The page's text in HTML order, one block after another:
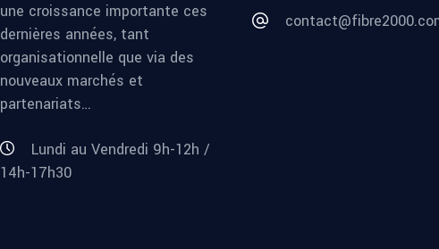
une croissance importante ces
dernières années, tant
organisationnelle que via des
nouveaux marchés et
partenariats…
Lundi au Vendredi 9h-12h /
14h-17h30